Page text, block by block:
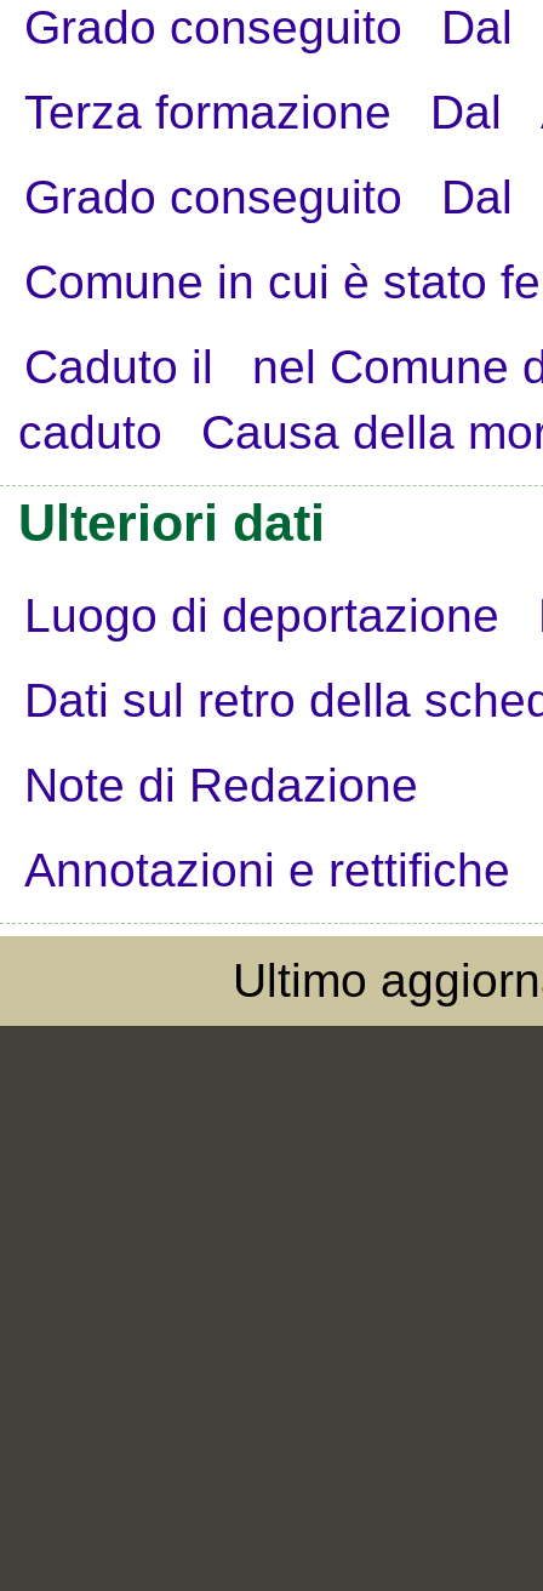
Grado conseguito
Dal
Terza formazione
Dal
Grado conseguito
Dal
Comune in cui è stato
Caduto il
nel Comune
caduto
Causa della
Ulteriori dati
Luogo di deportazione
Dati sul retro della
Note di Redazione
Annotazioni e rettifiche
Ultimo